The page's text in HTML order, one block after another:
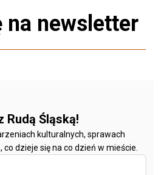
na newsletter
Rudą Śląską!
kulturalnych, sprawach
dzieje się na co dzień w mieście.